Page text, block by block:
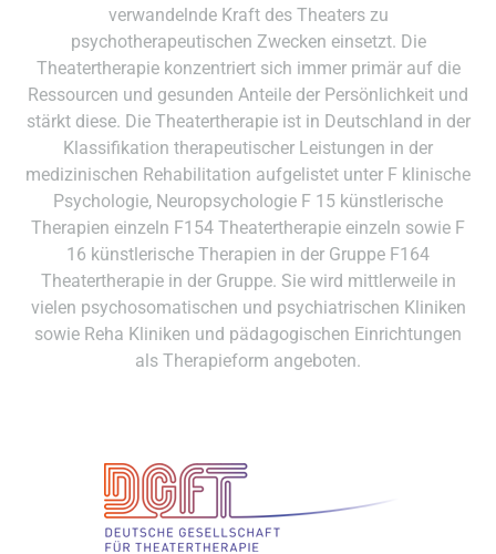
verwandelnde Kraft des Theaters zu
psychotherapeutischen Zwecken einsetzt. Die
Theatertherapie konzentriert sich immer primär auf die
Ressourcen und gesunden Anteile der Persönlichkeit und
stärkt diese. Die Theatertherapie ist in Deutschland in der
Klassifikation therapeutischer Leistungen in der
medizinischen Rehabilitation aufgelistet unter F klinische
Psychologie, Neuropsychologie F 15 künstlerische
Therapien einzeln F154 Theatertherapie einzeln sowie F
16 künstlerische Therapien in der Gruppe F164
Theatertherapie in der Gruppe. Sie wird mittlerweile in
vielen psychosomatischen und psychiatrischen Kliniken
sowie Reha Kliniken und pädagogischen Einrichtungen
als Therapieform angeboten.